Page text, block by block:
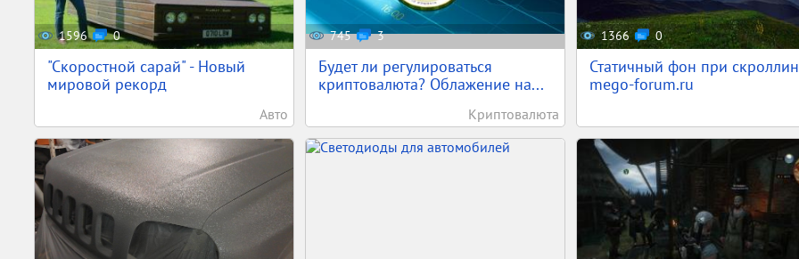
1596 0
"Скоростной сарай" - Новый
мировой рекорд
Авто
745 3
Будет ли регулироваться
криптовалюта? Облажение на...
Криптовалюта
1366 0
Статичный фон при
mego-forum.ru